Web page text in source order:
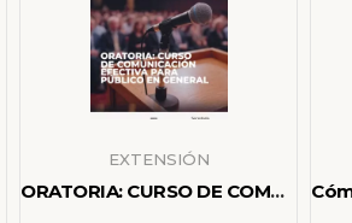
EXTENSIÓN
ORATORIA: CURSO DE COMUNICACIÓN EFECTIVA PARA PÚBLICO EN GENERAL